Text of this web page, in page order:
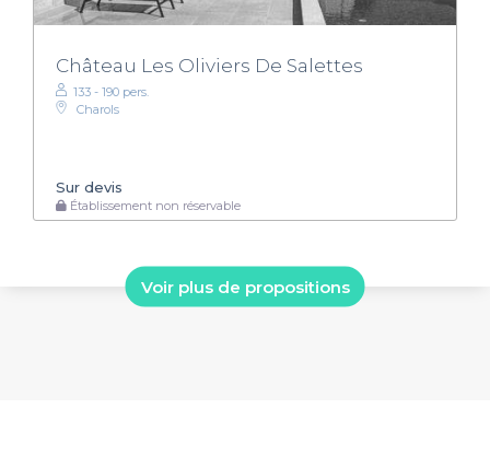
Château Les Oliviers De Salettes
133 - 190 pers.
Charols
Sur devis
Établissement non réservable
Voir plus de propositions